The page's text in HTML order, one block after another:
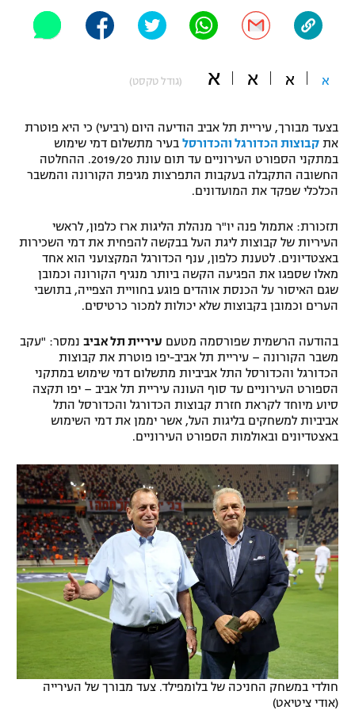
"מחצית בשכונה" – פודקאסט
משתתפים וזוכים בפרסים
תקנון משתתפים וזוכים בפרסים
תקנון עבור פעילות אלקטרה
תקנון עבור פעילות ספורט 1 – "מרלן"
טניס
גיימינג E-Sports
תנאי שימוש
מדיניות פרטיות
תקנון פעילות ספורט 1
רשיון להקרנה פומבית לבית עסק
הצטרפות לחבילת הערוצים
תגיות
המגזין
אופניים
ספורט מוטורי
פוטבול אמריקאי NFL
בייסבול MLB
ספורט אתגרי ואקסטרים
אומנויות לחימה
א א א א (גודל טקסט)
בצעד מבורך, עיריית תל אביב הודיעה היום (רביעי) כי היא פוטרת
את קבוצות הכדורגל והכדורסל בעיר מתשלום דמי שימוש
במתקני הספורט העירוניים עד תום עונת 2019/20. ההחלטה
החשובה התקבלה בעקבות התפרצות מגיפת הקורונה והמשבר
הכלכלי שפקד את המועדונים.
תזכורת: אתמול פנה יו"ר מנהלת הליגות ארז כלפון, לראשי
העיריות של קבוצות ליגת העל בבקשה להפחית את דמי השכירות
באצטדיונים. לטענת כלפון, ענף הכדורגל המקצועני הוא אחד
מאלו שספגו את הפגיעה הקשה ביותר מנגיף הקורונה וכמובן
שגם האיסור על הכנסת אוהדים פוגע בחוויית הצפייה, בתושבי
הערים וכמובן בקבוצות שלא יכולות למכור כרטיסים.
בהודעה הרשמית שפורסמה מטעם עיריית תל אביב נמסר: "עקב
משבר הקורונה – עיריית תל אביב-יפו פוטרת את קבוצות
הכדורגל והכדורסל התל אביביות מתשלום דמי שימוש במתקני
הספורט העירוניים עד סוף העונה עיריית תל אביב – יפו תקצה
סיוע מיוחד לקראת חזרת קבוצות הכדורגל והכדורסל התל
אביביות למשחקים בליגות העל, אשר יממן את דמי השימוש
באצטדיונים ובאולמות הספורט העירוניים.
חולדי במשחק החניכה של בלומפילד. צעד מבורך של העירייה
(אודי ציטיאט)